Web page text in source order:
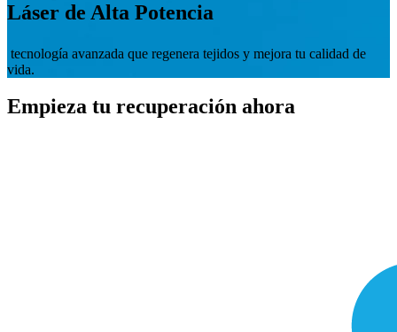
Láser de Alta Potencia
tecnología avanzada que regenera tejidos y mejora tu calidad de
vida.
Empieza tu recuperación ahora